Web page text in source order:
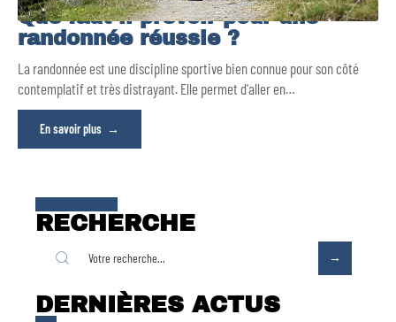
Que faut-il prévoir pour une
randonnée réussie ?
La randonnée est une discipline sportive bien connue pour son côté
contemplatif et très distrayant. Elle permet d'aller en…
En savoir plus
RECHERCHE
DERNIÈRES ACTUS